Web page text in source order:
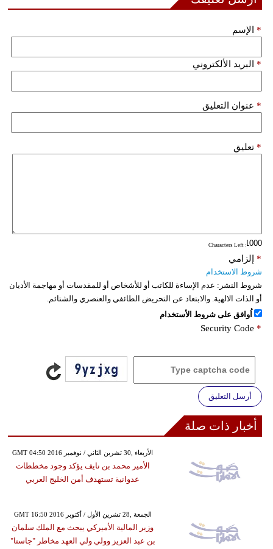
الإسم *
البريد الألكتروني *
عنوان التعليق *
تعليق *
: Characters Left
إلزامي *
شروط الاستخدام
شروط النشر: عدم الإساءة للكاتب أو للأشخاص أو للمقدسات أو مهاجمة الأديان
أو الذات الالهية. والابتعاد عن التحريض الطائفي والعنصري والشتائم.
اُوافق على شروط الأستخدام
Security Code *
أرسل التعليق
أخبار ذات صلة
GMT 04:50 2016 الأربعاء ,30 تشرين الثاني / نوفمبر
الأمير محمد بن نايف يؤكد وجود مخططات
عدوانية تستهدف أمن الخليج العربي
GMT 16:50 2016 الجمعة ,28 تشرين الأول / أكتوبر
وزير المالية الأميركي يبحث مع الملك سلمان
بن عبد العزيز وولي ولي العهد مخاطر "جاستا"